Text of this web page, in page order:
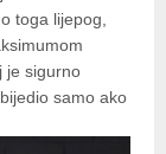
toga lijepog,
je sigurno
samo ako